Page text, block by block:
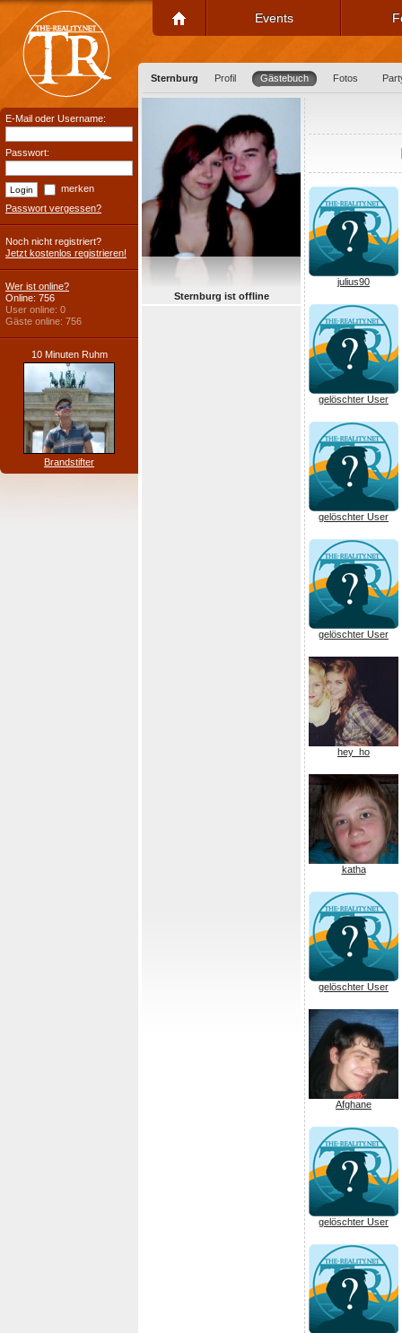
Events
Sternburg Profil Gästebuch Fotos
Sternburg ist offline
julius90
gelöschter User
gelöschter User
gelöschter User
hey_ho
katha
gelöschter User
Afghane
gelöschter User
E-Mail oder Username:
Passwort:
merken
Passwort vergessen?
Noch nicht registriert?
Jetzt kostenlos registrieren!
Wer ist online?
Online: 756
User online: 0
Gäste online: 756
10 Minuten Ruhm
Brandstifter